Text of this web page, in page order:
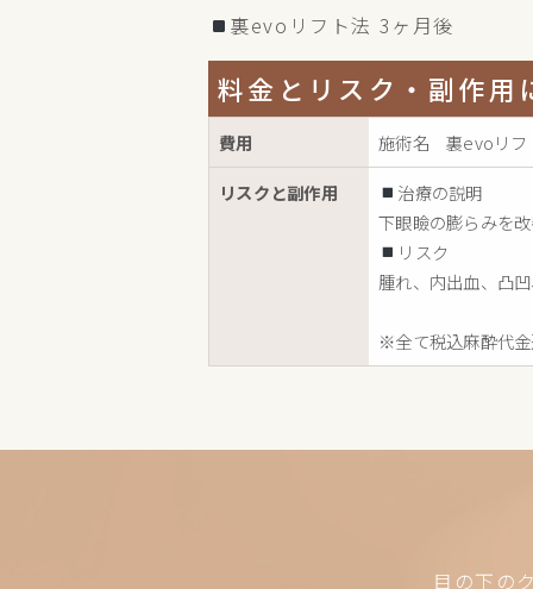
裏evoリフト法 3ヶ月後
料金とリスク・副作用
費用
施術名 裏evoリフ
リスクと副作用
治療の説明
下眼瞼の膨らみを
リスク
腫れ、内出血、凸
※全て税込麻酔代
目の下の